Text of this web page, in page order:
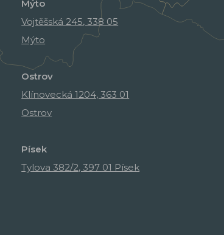
Mýto
Vojtěšská 245, 338 05
Mýto
Ostrov
Klínovecká 1204, 363 01
Ostrov
Písek
Tylova 382/2, 397 01 Písek